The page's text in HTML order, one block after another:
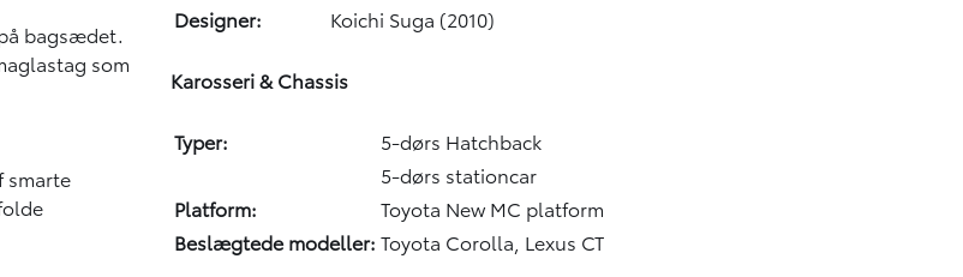
bagsædet.
som
smarte
Designer:
Koichi Suga (2010)
Karosseri & Chassis
Typer:
5-dørs Hatchback
5-dørs stationcar
Platform:
Toyota New MC platform
Beslægtede modeller: Toyota Corolla, Lexus CT